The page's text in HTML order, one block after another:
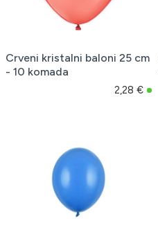
Crveni kristalni baloni 25 cm
- 10 komada
2,28 €